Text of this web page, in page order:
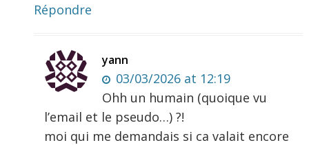
Répondre
yann
03/03/2026 at 12:19
Ohh un humain (quoique vu
l’email et le pseudo…) ?!
moi qui me demandais si ca valait encore